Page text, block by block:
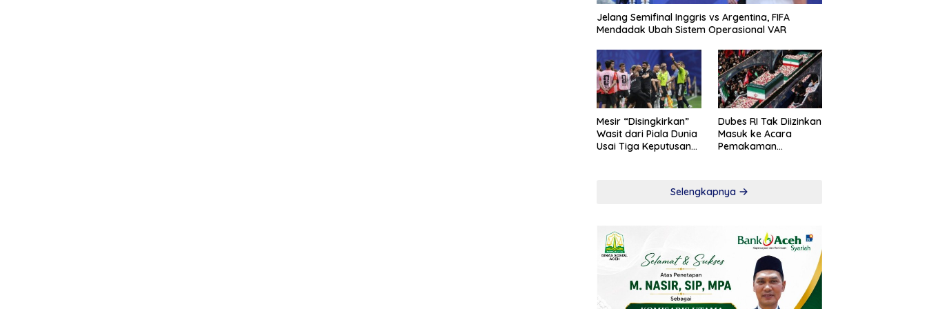
Jelang Semifinal Inggris vs Argentina, FIFA
Mendadak Ubah Sistem Operasional VAR
Mesir “Disingkirkan”
Wasit dari Piala Dunia
Usai Tiga Keputusan
Dubes RI Tak Diizinkan
Masuk ke Acara
Pemakaman
Selengkapnya